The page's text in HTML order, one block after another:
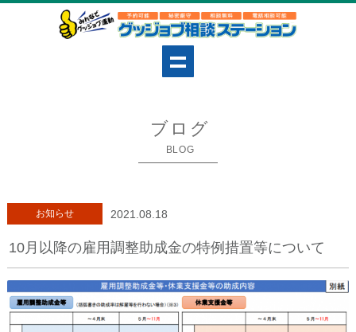
ブログ
BLOG
お知らせ 2021.08.18
10月以降の雇用調整助成金の特例措置等について